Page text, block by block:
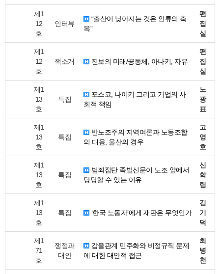
제1
12
호
인터뷰
“출산이 낮아지는 것은 인류의 축
복”
편
집
실
제1
12
호
책소개 진보의 미래/공동체, 아나키, 자유
편
집
실
제1
13
호
특집
포스코, 나이키 그리고 기업의 사
회적 책임
노
광
표
제1
13
호
특집
반노조주의 지역여론과 노동조합
의 대응, 울산의 경우
고
영
호
제1
13
호
특집
범죄집단 족벌신문이 노조 앞에서
당당할 수 있는 이유
신
학
림
제1
13
호
특집 ‘한국 노동자’에게 재판은 무엇인가
김
기
덕
제1
71
호
쟁점과
대안
갑을관계 민주화와 비정규직 문제
에 대한 대안적 접근
최
병
천